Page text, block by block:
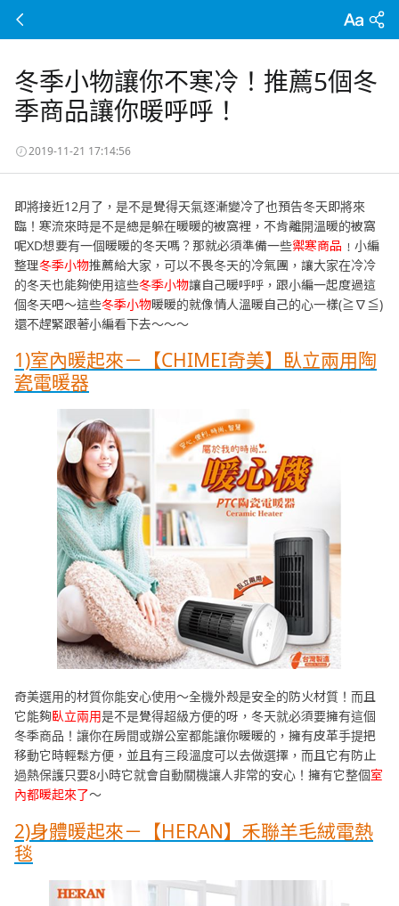
冬季小物讓你不寒冷！推薦5個冬
季商品讓你暖呼呼！
2019-11-21 17:14:56
即將接近12月了，是不是覺得天氣逐漸變冷了也預告冬天即將來
臨！寒流來時是不是總是躲在暖暖的被窩裡，不肯離開溫暖的被窩
呢XD想要有一個暖暖的冬天嗎？那就必須準備一些禦寒商品 ﹗小編
整理冬季小物推薦給大家，可以不畏冬天的冷氣團，讓大家在冷冷
的冬天也能夠使用這些冬季小物讓自己暖呼呼，跟小編一起度過這
個冬天吧～這些冬季小物暖暖的就像情人溫暖自己的心一樣(≧∇≦)
還不趕緊跟著小編看下去～～～
1)室內暖起來－【CHIMEI奇美】臥立兩用陶
瓷電暖器
奇美選用的材質你能安心使用～全機外殼是安全的防火材質！而且
它能夠臥立兩用是不是覺得超級方便的呀，冬天就必須要擁有這個
冬季商品！讓你在房間或辦公室都能讓你暖暖的，擁有皮革手提把
移動它時輕鬆方便，並且有三段溫度可以去做選擇，而且它有防止
過熱保護只要8小時它就會自動關機讓人非常的安心！擁有它整個室
內都暖起來了～
2)身體暖起來－【HERAN】禾聯羊毛絨電熱
毯